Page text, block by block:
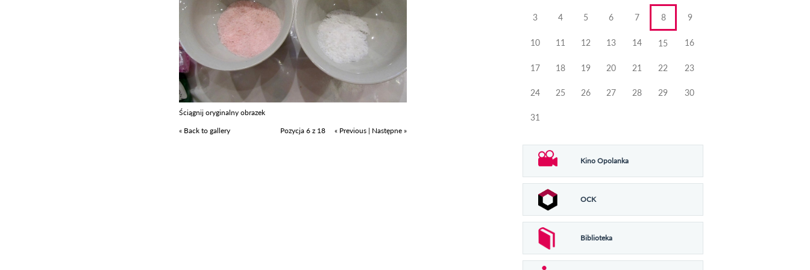
Ściągnij oryginalny obrazek
« Back to gallery
Pozycja 6 z 18 « Previous | Następne »
3 4 5 6 7 8 9
10 11 12 13 14 15 16
17 18 19 20 21 22 23
24 25 26 27 28 29 30
31
Kino Opolanka
OCK
Biblioteka